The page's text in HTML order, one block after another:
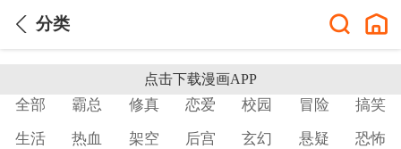
分类
点击下载漫画APP
全部 霸总 修真 恋爱 校园 冒险 搞笑
生活 热血 架空 后宫 玄幻 悬疑 恐怖